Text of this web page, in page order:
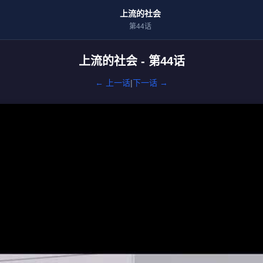
上流的社会
第44话
上流的社会 - 第44话
← 上一话|下一话 →